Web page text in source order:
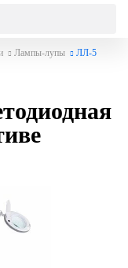
Лампы-лупы
ЛЛ-5